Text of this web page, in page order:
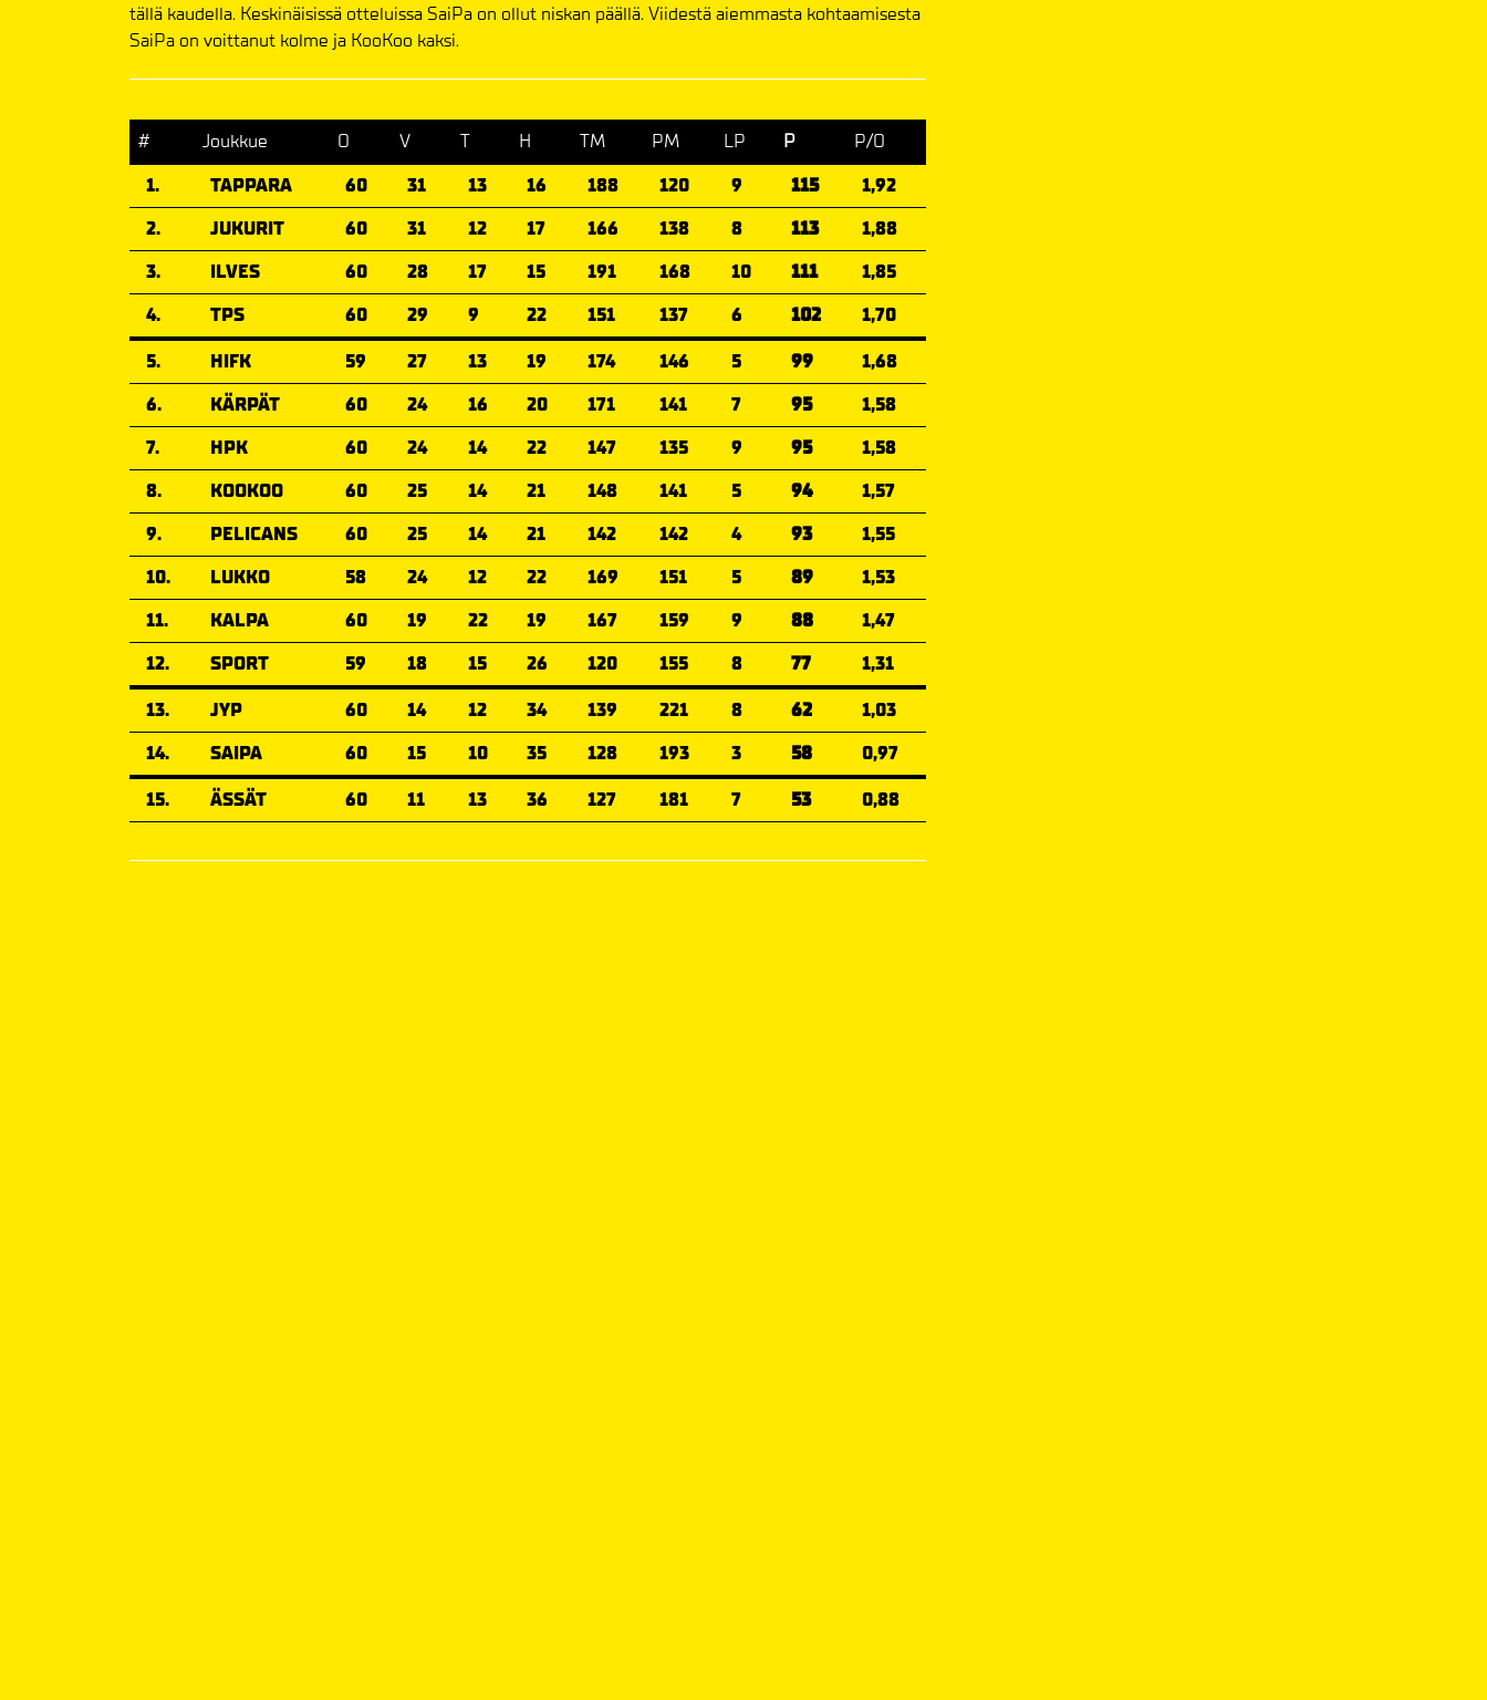
tällä kaudella. Keskinäisissä otteluissa SaiPa on ollut niskan päällä. Viidestä aiemmasta kohtaamisesta
SaiPa on voittanut kolme ja KooKoo kaksi.
# Joukkue O V T H TM PM LP P
P/O
1.
TAPPARA 60 31 13 16 188 120 9 115
1,92
2.
JUKURIT 60 31 12 17 166 138 8 113
1,88
3.
ILVES 60 28 17 15 191 168 10 111
1,85
4.
TPS 60 29 9 22 151 137 6 102
1,70
5.
HIFK 59 27 13 19 174 146 5 99
1,68
6.
KÄRPÄT 60 24 16 20 171 141 7 95
1,58
7.
HPK 60 24 14 22 147 135 9 95
1,58
8.
KOOKOO 60 25 14 21 148 141 5 94
1,57
9.
PELICANS 60 25 14 21 142 142 4 93
1,55
10.
LUKKO 58 24 12 22 169 151 5 89
1,53
11.
KALPA 60 19 22 19 167 159 9 88
1,47
12.
SPORT 59 18 15 26 120 155 8 77
1,31
13.
JYP 60 14 12 34 139 221 8 62
1,03
14.
SAIPA 60 15 10 35 128 193 3 58
0,97
15.
ÄSSÄT 60 11 13 36 127 181 7 53 0,88